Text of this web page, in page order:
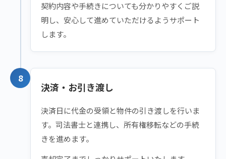
契約内容や手続きについても分かりやすくご説
明し、安心して進めていただけるようサポート
します。
8
決済・お引き渡し
決済日に代金の受領と物件の引き渡しを行いま
す。司法書士と連携し、所有権移転などの手続
きを進めます。